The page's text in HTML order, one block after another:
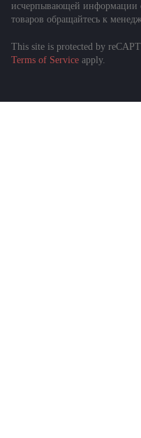
исчерпывающей информации
товаров обращайтесь к
This site is protected by
Terms of Service apply.